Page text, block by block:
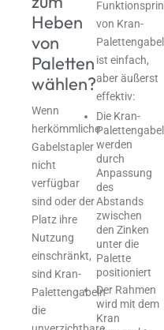
Heben
von
Paletten
wählen?
Wenn
herkömmliche
Gabelstapler
nicht
verfügbar
sind oder der
Platz ihre
Nutzung
einschränkt,
sind Kran-
Palettengabeln
die
von Kran-
ist einfach,
aber äußerst
effektiv:
Die Kran-
werden
durch
Anpassung
des
Abstands
zwischen
den Zinken
unter die
Palette
positioniert
Der Rahmen
wird mit dem
Kran